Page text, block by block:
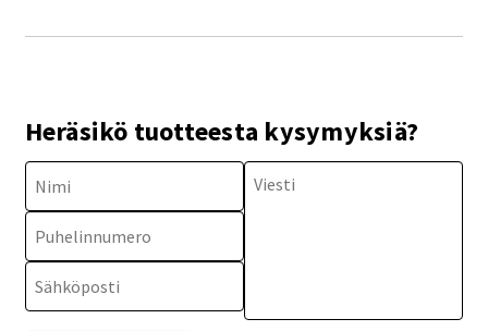
Heräsikö tuotteesta kysymyksiä?